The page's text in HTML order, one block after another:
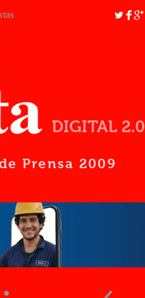
DIGITAL 2.0
Prensa 2009